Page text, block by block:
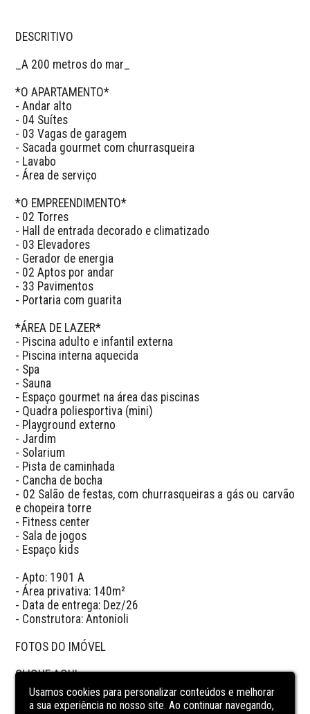
DESCRITIVO
_A 200 metros do mar_
*O APARTAMENTO*
- Andar alto
- 04 Suítes
- 03 Vagas de garagem
- Sacada gourmet com churrasqueira
- Lavabo
- Área de serviço
*O EMPREENDIMENTO*
- 02 Torres
- Hall de entrada decorado e climatizado
- 03 Elevadores
- Gerador de energia
- 02 Aptos por andar
- 33 Pavimentos
- Portaria com guarita
*ÁREA DE LAZER*
- Piscina adulto e infantil externa
- Piscina interna aquecida
- Spa
- Sauna
- Espaço gourmet na área das piscinas
- Quadra poliesportiva (mini)
- Playground externo
- Jardim
- Solarium
- Pista de caminhada
- Cancha de bocha
- 02 Salão de festas, com churrasqueiras a gás ou carvão
e chopeira torre
- Fitness center
- Sala de jogos
- Espaço kids
- Apto: 1901 A
- Área privativa: 140m²
- Data de entrega: Dez/26
- Construtora: Antonioli
FOTOS DO IMÓVEL
CLIQUE AQUI
Usamos cookies para personalizar conteúdos e melhorar
a sua experiência no nosso site. Ao continuar navegando,